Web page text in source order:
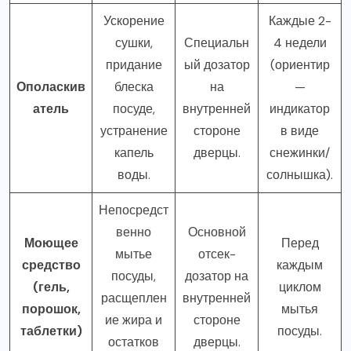
Ополаскив
атель
Ускорение
сушки,
придание
блеска
посуде,
устранение
капель
воды.
Специальн
ый дозатор
на
внутренней
стороне
дверцы.
Каждые 2-
4 недели
(ориентир
—
индикатор
в виде
снежинки/
солнышка).
Моющее
средство
(гель,
порошок,
таблетки)
Непосредст
венно
мытье
посуды,
расщеплен
ие жира и
остатков
Основной
отсек-
дозатор на
внутренней
стороне
дверцы.
Перед
каждым
циклом
мытья
посуды.